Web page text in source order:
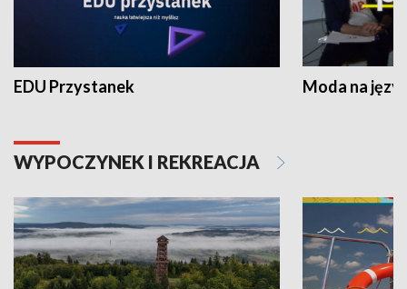
EDU Przystanek Moda na
WYPOCZYNEK I REKREACJA